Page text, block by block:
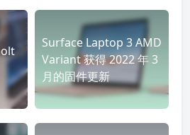
Surface Laptop 3 AMD
Variant 获得 2022 年 3
月的固件更新